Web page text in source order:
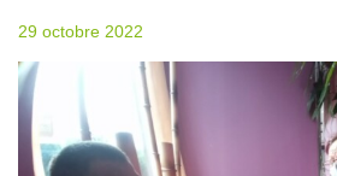
29 octobre 2022